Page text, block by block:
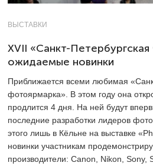
ВЫСТАВКИ
XVII «Санкт-
ожидаемые новинки
Приближается всеми любимая
фотоярмарка». В этом году она
продлится 4 дня. На ней будут
последние разработки лидеров
этого лишь в Кёльне на выставке
новинки участникам
производители: Canon, Nikon, Sony,